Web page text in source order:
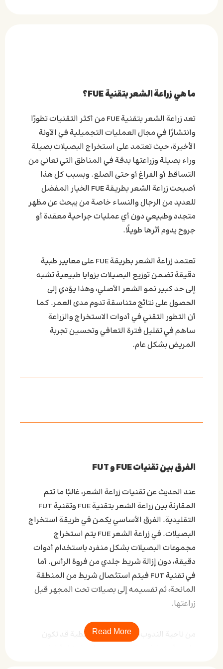
ذلك استخدام منتجات الشعر الخفيفة والملائمة.
احرص على حضور جميع مواعيد المتابعة المجدولة مع
ما هي زراعة الشعر بتقنية FUE؟
تعد زراعة الشعر بتقنية FUE من أكثر التقنيات تطورًا
وانتشارًا في مجال العمليات التجميلية في الآونة
الأخيرة، حيث تعتمد على استخراج البصيلات بصيلة
وراء بصيلة وزراعتها بدقة في المناطق التي تعاني من
التساقط أو الفراغ أو حتى الصلع. وبسبب كل هذا
أصبحت زراعة الشعر بطريقة FUE الخيار المفضل
للعديد من الرجال والنساء خاصة من يبحث عن مظهر
متجدد وطبيعي دون أي عمليات جراحية معقدة أو
جروح يدوم أثرها طويلًا.
تعتمد زراعة الشعر بطريقة FUE على معايير طبية
دقيقة تضمن توزيع البصيلات بزوايا طبيعية تشبه
إلى حد كبير نمو الشعر الأصلي، وهذا يؤدي إلى
الحصول على نتائج متناسقة تدوم مدى العمر. كما
أن التطور التقني في أدوات الاستخراج والزراعة
ساهم في تقليل فترة التعافي وتحسين تجربة
المريض بشكل عام.
الفرق بين تقنيات FUE و FUT
عند الحديث عن تقنيات زراعة الشعر، غالبًا ما تتم
المقارنة بين زراعة الشعر بتقنية FUE وتقنية FUT
التقليدية. الفرق الأساسي يكمن في طريقة استخراج
البصيلات. في زراعة الشعر FUE يتم استخراج
مجموعات البصيلات بشكل منفرد باستخدام أدوات
دقيقة، دون إزالة شريط جلدي من فروة الرأس. أما
في تقنية FUT فيتم استئصال شريط من المنطقة
المانحة، ثم تقسيمه إلى بصيلات تحت المجهر قبل
زراعتها.
من ناحية الندوب، تترك FUT ندبة خطية قد تكونRead More